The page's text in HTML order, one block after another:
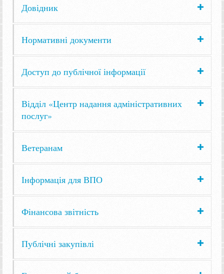
Довідник
Нормативні документи
Доступ до публічної інформації
Відділ «Центр надання адміністративних
послуг»
Ветеранам
Інформація для ВПО
Фінансова звітність
Публічні закупівлі